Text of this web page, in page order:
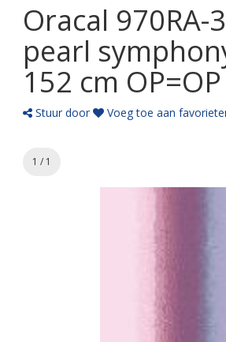
Oracal 970RA-
pearl
152 cm OP=OP
Stuur door Voeg toe aan
1 / 1